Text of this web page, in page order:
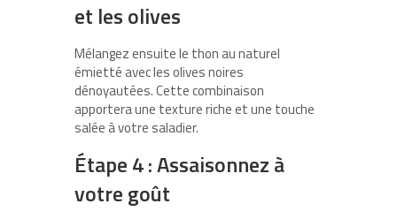
et les olives
Mélangez ensuite le thon au naturel
émietté avec les olives noires
dénoyautées. Cette combinaison
apportera une texture riche et une touche
salée à votre saladier.
Étape 4 : Assaisonnez à
votre goût